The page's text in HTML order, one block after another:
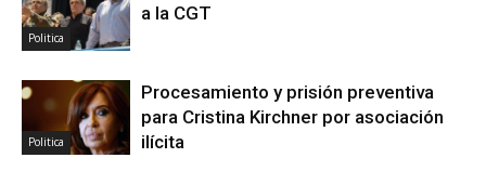
Politica
a la CGT
Politica
Procesamiento y prisión preventiva
para Cristina Kirchner por asociación
ilícita